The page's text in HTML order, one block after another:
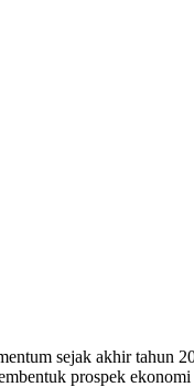
sejak akhir tahun
prospek